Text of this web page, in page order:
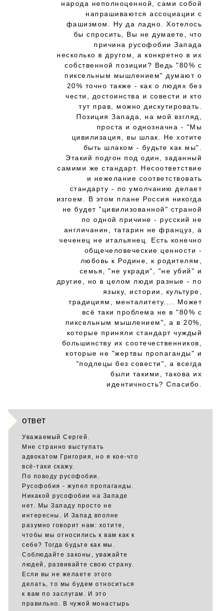
народа неполноценной, сами собой
напрашиваются ассоциации с
фашизмом. Ну да ладно. Хотелось
бы спросить, Вы не думаете, что
причина русофобии Запада
несколько в другом, а конкретно в их
собственной позиции? Ведь "80% с
пиксельным мышлением" думают о
20% точно также - как о людях без
чести, достоинства и совести и кто
тут прав, можно дискутировать.
Позиция Запада, на мой взгляд,
проста и однозначна - "Мы
цивилизация, вы шлак. Не хотите
быть шлаком - будьте как мы".
Этакий подгон под один, заданный
самими же стандарт. Несоответствие
и нежелание соответствовать
стандарту - по умолчанию делает
изгоем. В этом плане Россия никогда
не будет "цивилизованной" страной
по одной причине - русский не
англичанин, татарин не француз, а
чеченец не итальянец. Есть конечно
общечеловеческие ценности -
любовь к Родине, к родителям,
семья, "не укради", "не убий" и
другие, но в целом люди разные - по
языку, истории, культуре,
традициям, менталитету.... Может
всё таки проблема не в "80% с
пиксельным мышлением", а в 20%,
которые приняли стандарт чуждый
большинству их соотечественников,
которые не "жертвы пропаганды" и
"подлецы без совести", а всегда
были такими, такова их
идентичность? Спасибо.
ответ
Уважаемый Сергей.
Мне странно выступать
адвокатом Григория, но я кое-что
всё-таки скажу.
По поводу русофобии.
Русофобия - жупел пропаганды.
Никакой русофобии на Западе
нет. Мы Западу просто не
интересны. И Запад вполне
разумно говорит нам: хотите,
чтобы мы относились к вам как к
себе? Тогда будьте как мы.
Соблюдайте законы, уважайте
людей, развивайте свою страну.
Если вы не желаете этого
делать, то мы будем относиться
к вам по заслугам. И это
правильно. В чужой монастырь